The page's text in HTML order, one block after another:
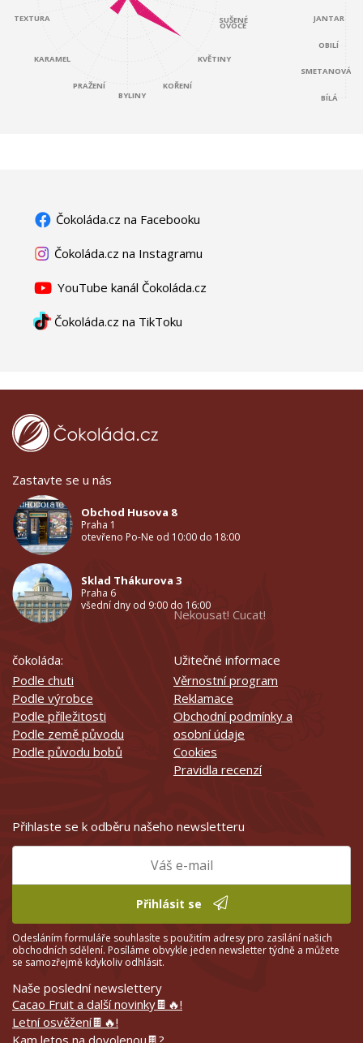
JANTAR
OBILÍ
SMETANOVÁ
BÍLÁ
SUŠENÉ
OVOCE
KVĚTINY
KOŘENÍ
BYLINY
PRAŽENÍ
KARAMEL
TEXTURA
Čokoláda.cz na Facebooku
Čokoláda.cz na Instagramu
YouTube kanál Čokoláda.cz
Čokoláda.cz na TikToku
Zastavte se u nás
Obchod Husova 8
Praha 1
otevřeno Po-Ne od 10:00 do 18:00
Sklad Thákurova 3
Praha 6
všední dny od 9:00 do 16:00
čokoláda:
Podle chuti
Podle výrobce
Podle příležitosti
Podle země původu
Podle původu bobů
Nekousat! Cucat!
Užitečné informace
Věrnostní program
Reklamace
Obchodní podmínky a
osobní údaje
Cookies
Pravidla recenzí
Přihlaste se k odběru našeho newsletteru
Přihlásit se
Odesláním formuláře souhlasíte s použitím adresy pro zasílání našich
obchodních sdělení. Posíláme obvykle jeden newsletter týdně a můžete
se samozřejmě kdykoliv odhlásit.
Naše poslední newslettery
Cacao Fruit a další novinky🍫🔥!
Letní osvěžení🍫🔥!
Kam letos na dovolenou🍫?